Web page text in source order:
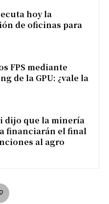
hoy la
de oficinas para
FPS mediante
de la GPU: ¿vale la
dijo que la minería
financiarán el final
al agro